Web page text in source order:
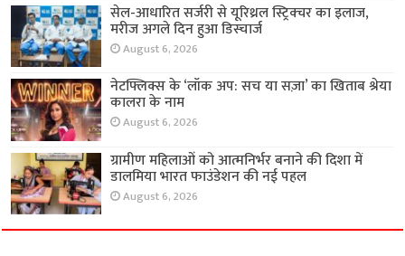
सेल-आधारित सर्जरी से यूरिथ्रल स्ट्रिक्चर का इलाज,
मरीज अगले दिन हुआ डिस्चार्ज
August 6, 2026
नेटफ्लिक्स के ‘लॉक अप: सच या सज़ा’ का खिताब श्रेया
कालरा के नाम
August 6, 2026
ग्रामीण महिलाओं को आत्मनिर्भर बनाने की दिशा में
डालमिया भारत फाउंडेशन की नई पहल
August 6, 2026